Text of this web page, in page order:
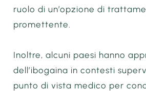
ruolo di un’opzione di
promettente.
Inoltre, alcuni paesi hanno
dell’ibogaina in contesti
punto di vista medico per